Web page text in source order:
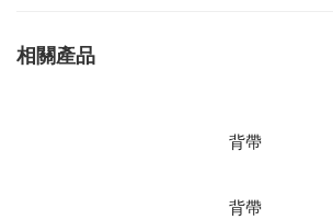
相關產品
背帶
背帶